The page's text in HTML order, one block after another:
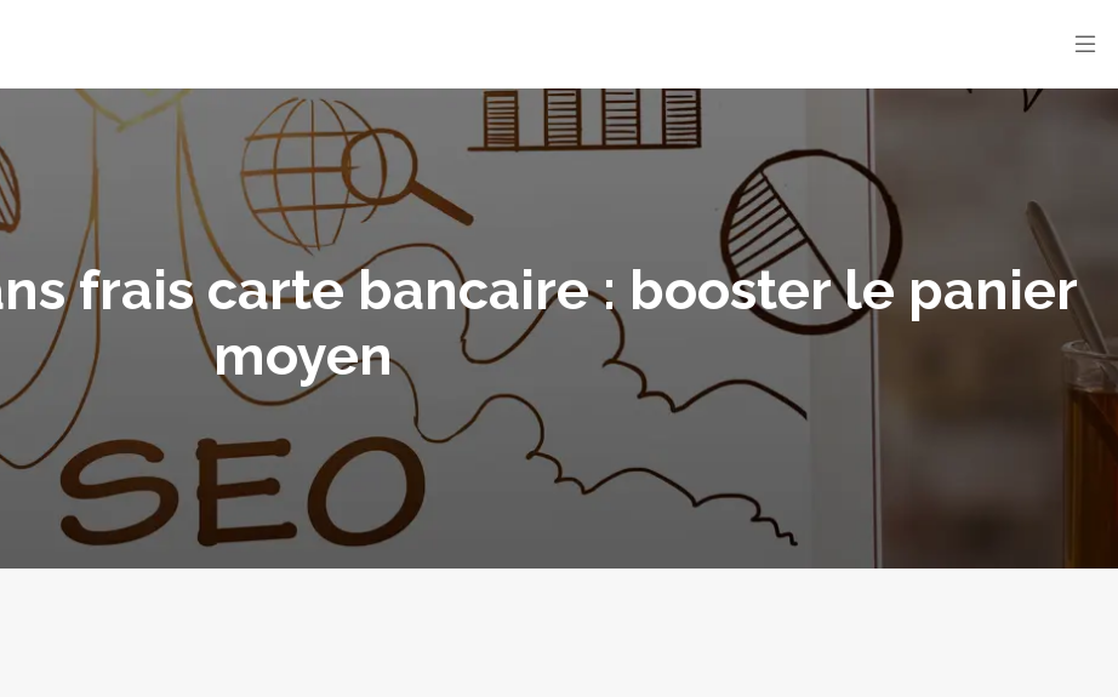
frais carte bancaire : booster le panier
moyen